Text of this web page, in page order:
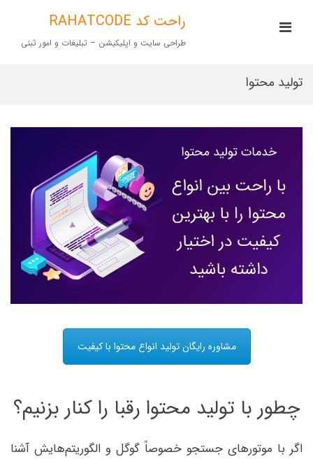
راحت کد RAHATCODE
طراحی سایت و اپلیکیشن – تبلیغات و امور ثبتیMenu
تولید محتوا
مشاوره رایگان تولید انواع محتوا با کیفیت
چطور با تولید محتوا رقبا را کنار بزنیم؟
اگر با موتورهای جستجو خصوصاً گوگل و الگوریتم‌هایش آشنا